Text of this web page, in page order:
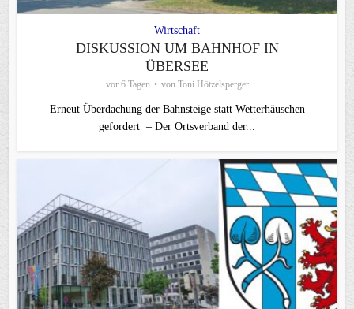
Wirtschaft
DISKUSSION UM BAHNHOF IN
ÜBERSEE
vor 6 Tagen von Toni Hötzelsperger
Erneut Überdachung der Bahnsteige statt Wetterhäuschen
gefordert – Der Ortsverband der...